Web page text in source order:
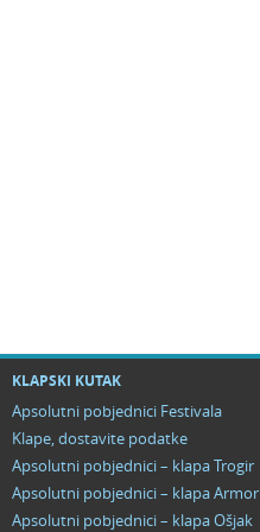
KLAPSKI KUTAK
Apsolutni pobjednici Festivala
Klape, dostavite podatke
Apsolutni pobjednici – klapa Trogir
Apsolutni pobjednici – klapa
Apsolutni pobjednici – klapa Ošjak